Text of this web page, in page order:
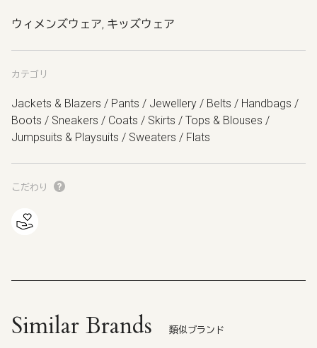
ウィメンズウェア, キッズウェア
カテゴリ
Jackets & Blazers / Pants / Jewellery / Belts / Handbags /
Boots / Sneakers / Coats / Skirts / Tops & Blouses /
Jumpsuits & Playsuits / Sweaters / Flats
こだわり
Similar Brands 類似ブランド